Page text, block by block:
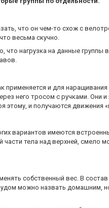
что он чем-то схож с
весьма скучно.
нагрузка на данные группы
и для
него тросом с ручками. Они
этому, и получаются движения
вариантов имеются
тела над верхней, смело
собственный вес. В
можно назвать домашним,